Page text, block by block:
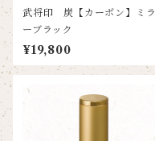
武将印 炭【カーボン】ミラ
ーブラック
¥19,800